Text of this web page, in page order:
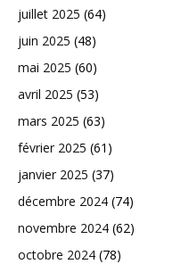
juillet 2025 (64)
juin 2025 (48)
mai 2025 (60)
avril 2025 (53)
mars 2025 (63)
février 2025 (61)
janvier 2025 (37)
décembre 2024 (74)
novembre 2024 (62)
octobre 2024 (78)